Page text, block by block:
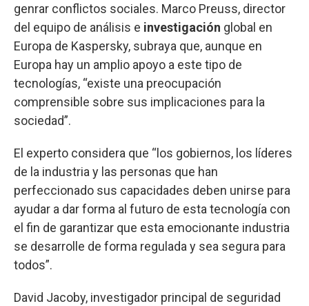
genrar conflictos sociales. Marco Preuss, director
del equipo de análisis e investigación global en
Europa de Kaspersky, subraya que, aunque en
Europa hay un amplio apoyo a este tipo de
tecnologías, “existe una preocupación
comprensible sobre sus implicaciones para la
sociedad”.
El experto considera que “los gobiernos, los líderes
de la industria y las personas que han
perfeccionado sus capacidades deben unirse para
ayudar a dar forma al futuro de esta tecnología con
el fin de garantizar que esta emocionante industria
se desarrolle de forma regulada y sea segura para
todos”.
David Jacoby, investigador principal de seguridad